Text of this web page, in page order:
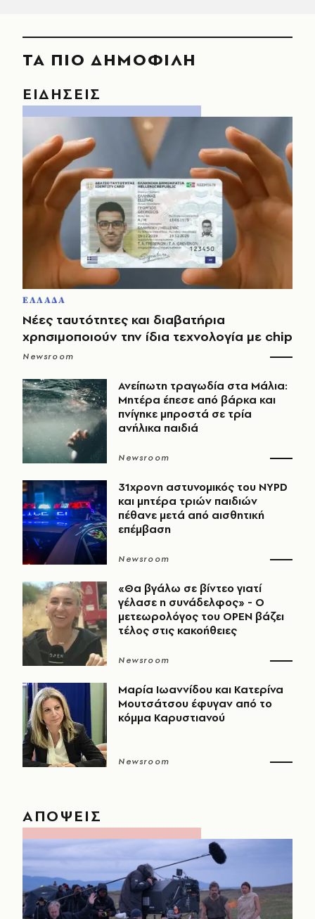
ΤΑ ΠΙΟ ΔΗΜΟΦΙΛΗ
ΕΙΔΗΣΕΙΣ
ΕΛΛΑΔΑ
Νέες ταυτότητες και διαβατήρια
χρησιμοποιούν την ίδια τεχνολογία με chip
Newsroom
Ανείπωτη τραγωδία στα Μάλια:
Μητέρα έπεσε από βάρκα και
πνίγηκε μπροστά σε τρία
ανήλικα παιδιά
Newsroom
31χρονη αστυνομικός του NYPD
και μητέρα τριών παιδιών
πέθανε μετά από αισθητική
επέμβαση
Newsroom
«Θα βγάλω σε βίντεο γιατί
γέλασε η συνάδελφος» - Ο
μετεωρολόγος του OPEN βάζει
τέλος στις κακοήθειες
Newsroom
Μαρία Ιωαννίδου και Κατερίνα
Μουτσάτσου έφυγαν από το
κόμμα Καρυστιανού
Newsroom
ΑΠΟΨΕΙΣ